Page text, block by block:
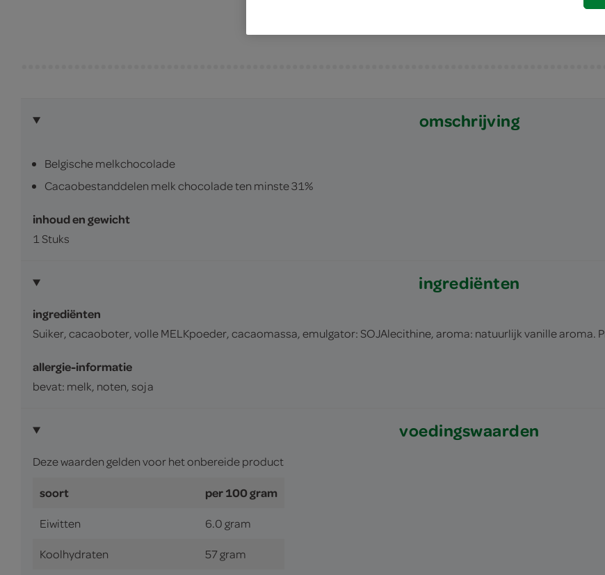
omschrijving
Belgische melkchocolade
Cacaobestanddelen melk chocolade ten minste 31%
inhoud en gewicht
1 Stuks
ingrediënten
ingrediënten
Suiker, cacaoboter, volle MELKpoeder, cacaomassa, emulgator: SOJAlecithine, aroma: natuurlijk vanille aroma.
allergie-informatie
bevat: melk, noten, soja
voedingswaarden
Deze waarden gelden voor het onbereide product
soort per 100 gram
Eiwitten 6.0 gram
Koolhydraten 57 gram